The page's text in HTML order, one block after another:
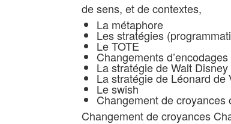
de sens, et de contextes,
La métaphore
Les stratégies
Le TOTE
Changements d’encodages
La stratégie de Walt Disney
La stratégie de Léonard de
Le swish
Changement de croyances
Changement de croyances